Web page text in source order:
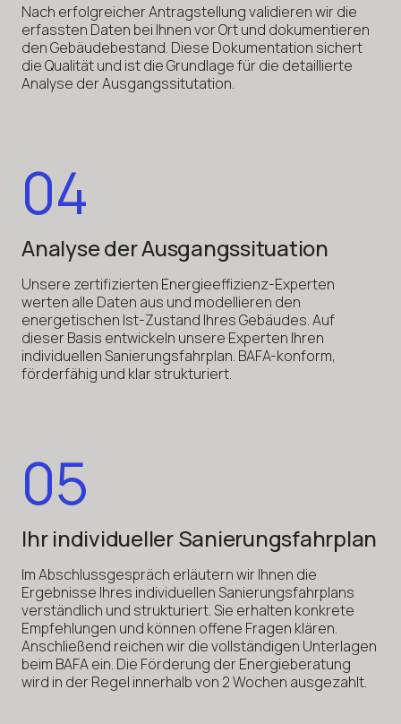
Nach erfolgreicher Antragstellung validieren wir die
erfassten Daten bei Ihnen vor Ort und dokumentieren
den Gebäudebestand. Diese Dokumentation sichert
die Qualität und ist die Grundlage für die detaillierte
Analyse der Ausgangssitutation.
04
Analyse der Ausgangssituation
Unsere zertifizierten Energieeffizienz-Experten
werten alle Daten aus und modellieren den
energetischen Ist-Zustand Ihres Gebäudes. Auf
dieser Basis entwickeln unsere Experten Ihren
individuellen Sanierungsfahrplan. BAFA-konform,
förderfähig und klar strukturiert.
05
Ihr individueller Sanierungsfahrplan
Im Abschlussgespräch erläutern wir Ihnen die
Ergebnisse Ihres individuellen Sanierungsfahrplans
verständlich und strukturiert. Sie erhalten konkrete
Empfehlungen und können offene Fragen klären.
Anschließend reichen wir die vollständigen Unterlagen
beim BAFA ein. Die Förderung der Energieberatung
wird in der Regel innerhalb von 2 Wochen ausgezahlt.